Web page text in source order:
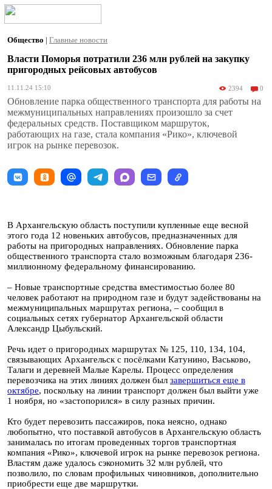
Общество | Главные новости
Власти Поморья потратили 236 млн рублей на закупку
пригородных рейсовых автобусов
11.11.24 15:10 2394 0
Обновление парка общественного транспорта для работы на
межмуниципальных направлениях произошло за счет
федеральных средств. Поставщиком маршруток,
работающих на газе, стала компания «Рико», ключевой
игрок на рынке перевозок.
В Архангельскую область поступили купленные еще весной
этого года 12 новеньких автобусов, предназначенных для
работы на пригородных направлениях. Обновление парка
общественного транспорта стало возможным благодаря 236-
миллионному федеральному финансированию.
– Новые транспортные средства вместимостью более 80
человек работают на природном газе и будут задействованы на
межмуниципальных маршрутах региона, – сообщил в
социальных сетях губернатор Архангельской области
Александр Цыбульский.
Речь идет о пригородных маршрутах № 125, 110, 134, 104,
связывающих Архангельск с посёлками Катунино, Васьково,
Талаги и деревней Малые Карелы. Процесс определения
перевозчика на этих линиях должен был завершиться еще в
октябре, поскольку на линии транспорт должен был выйти уже
1 ноября, но «застопорился» в силу разных причин.
Кто будет перевозить пассажиров, пока неясно, однако
любопытно, что поставкой автобусов в Архангельскую область
занималась по итогам проведенных торгов транспортная
компания «Рико», ключевой игрок на рынке перевозок региона.
Властям даже удалось сэкономить 32 млн рублей, что
позволило, по словам профильных чиновников, дополнительно
приобрести еще две маршрутки.